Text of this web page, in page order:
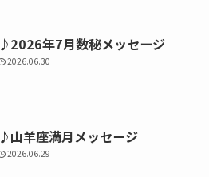
♪2026年7月数秘メッセージ
2026.06.30
♪山羊座満月メッセージ
2026.06.29